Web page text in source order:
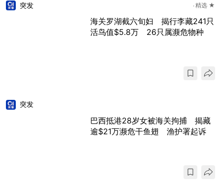
突发 精选 ★
海关罗湖截六旬妇 揭行李藏241只
活鸟值$5.8万 26只属濒危物种
突发
巴西抵港28岁女被海关拘捕 揭藏
逾$21万濒危干鱼翅 渔护署起诉